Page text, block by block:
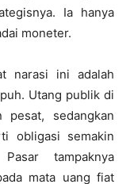
Ia hanya
moneter.
narasi ini adalah
Utang publik di
pesat, sedangkan
obligasi semakin
tampaknya
mata uang fiat